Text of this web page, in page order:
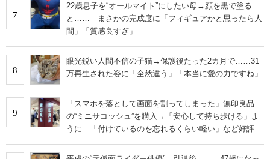
7
22歳息子を“オールマイト”にしたい母→顔を黒で塗る
と…… まさかの完成度に「フィギュアかと思ったら人
間」「質感良すぎ」
8
眼光鋭い人間不信の子猫→保護後たった2カ月で……31
万再生された姿に「全然違う」「本当に愛の力ですね」
9
「スマホを落として画面を割ってしまった」無印良品
の“ミニサコッシュ”を購入→「安心して持ち歩ける」よ
うに 「付けているのを忘れるくらい軽い」など好評